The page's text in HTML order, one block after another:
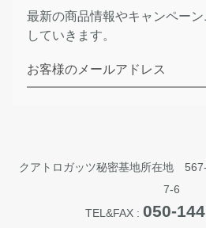
最新の商品情報やキャンペー
していきます。
お客様のメールアドレス
クアトロガッツ秘密基地所在地
7-6
TEL&FAX : 050-